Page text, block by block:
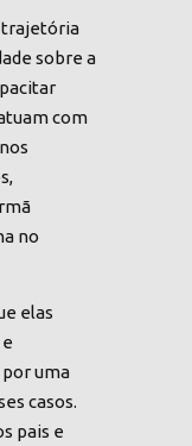
trajetória
sobre a
com
no
elas
uma
casos.
pais e